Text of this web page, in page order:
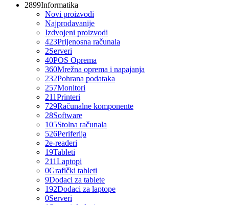
2899Informatika
Novi proizvodi
Najprodavanije
Izdvojeni proizvodi
423Prijenosna računala
2Serveri
40POS Oprema
360Mrežna oprema i napajanja
232Pohrana podataka
257Monitori
211Printeri
729Računalne komponente
28Software
105Stolna računala
526Periferija
2e-readeri
19Tableti
211Laptopi
0Grafički tableti
9Dodaci za tablete
192Dodaci za laptope
0Serveri